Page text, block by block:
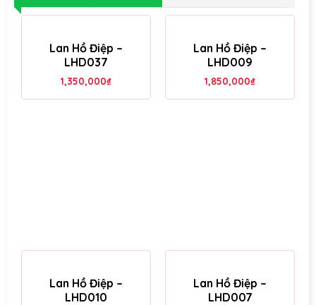
Lan Hồ Điệp –
LHD037
1,350,000₫
Lan Hồ Điệp –
LHD009
1,850,000₫
Lan Hồ Điệp –
LHD010
Lan Hồ Điệp –
LHD007